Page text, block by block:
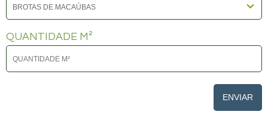
QUANTIDADE M²
ENVIAR